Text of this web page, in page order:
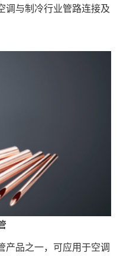
调与制冷行业管路连接及
产品之一，可应用于空调